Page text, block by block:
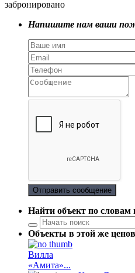
забронировано
Напишите нам ваши
Отправить сообщение
Найти объект по словам
Объекты в этой же
Вилла
«Амита»...